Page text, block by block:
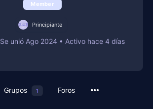
Member
Principiante
Se unió Ago 2024 • Activo hace 4 días
Grupos 1 Foros